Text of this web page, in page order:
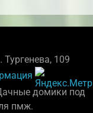
Тургенева, 109
домики под
пмж.